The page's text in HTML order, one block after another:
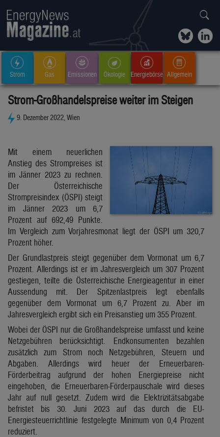
Strom Gas Emissionen Ökologie Energiebörse Allgemein
Strom-Großhandelspreise weiter im Steigen
9. Dezember 2022, Wien
Mit einem neuerlichen
Anstieg des Strompreises ist
im Jänner 2023 zu rechnen.
Der Österreichische
Strompreisindex (ÖSPI) steigt
im Jänner 2023 um 6,7
Prozent auf 692,49 Punkte.
Im Vergleich zum Vorjahresmonat liegt der ÖSPI um 320,7
Prozent höher.
Der Grundlastpreis steigt gegenüber dem Vormonat um 6,7
Prozent. Allerdings ist er im Jahresvergleich um 307 Prozent
gestiegen, teilte die Österreichische Energieagentur in einer
Aussendung mit. Der Spitzenlastpreis legt ebenfalls
gegenüber dem Vormonat um 6,7 Prozent zu. Aber im
Jahresvergleich ergibt sich ein Preisanstieg um 355 Prozent.
Wobei der ÖSPI nur die Großhandelspreise umfasst und keine
Netzgebühren berücksichtigt. Endkonsumenten bezahlen
zusätzlich zum Strom noch Netzgebühren, Steuern und
Abgaben. Allerdings wird heuer der Erneuerbaren-
Förderbeitrag aufgrund der hohen Energiepreise nicht
eingehoben, die Erneuerbaren-Förderpauschale wird dieses
Jahr auf null gesetzt. Zudem wird die Elektrizitätsabgabe
befristet bis 30. Juni 2023 auf das durch die EU-
Energiesteuerrichtlinie festgelegte Minimum von 0,4 Prozent
reduziert.